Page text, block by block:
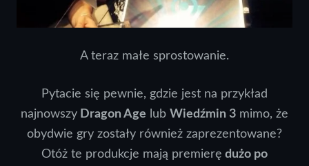
A teraz małe sprostowanie.
Pytacie się pewnie, gdzie jest na przykład
najnowszy Dragon Age lub Wiedźmin 3 mimo, że
obydwie gry zostały również zaprezentowane?
Otóż te produkcje mają premierę dużo po